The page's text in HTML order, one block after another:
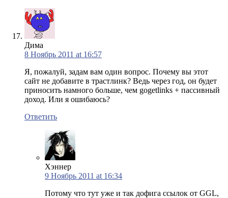
Дима
8 Ноябрь 2011 at 16:57
Я, пожалуй, задам вам один вопрос. Почему вы этот
сайт не добавите в трастлинк? Ведь через год, он будет
приносить намного больше, чем gogetlinks + пассивный
доход. Или я ошибаюсь?
Ответить
Хэннер
9 Ноябрь 2011 at 16:34
Потому что тут уже и так дофига ссылок от GGL,